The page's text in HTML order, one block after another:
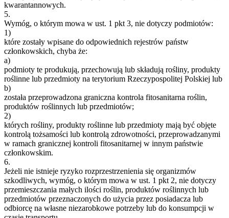
kwarantannowych.
5.
Wymóg, o którym mowa w ust. 1 pkt 3, nie dotyczy podmiotów:
1)
które zostały wpisane do odpowiednich rejestrów państw
członkowskich, chyba że:
a)
podmioty te produkują, przechowują lub składują rośliny, produkty
roślinne lub przedmioty na terytorium Rzeczypospolitej Polskiej lub
b)
została przeprowadzona graniczna kontrola fitosanitarna roślin,
produktów roślinnych lub przedmiotów;
2)
których rośliny, produkty roślinne lub przedmioty mają być objęte
kontrolą tożsamości lub kontrolą zdrowotności, przeprowadzanymi
w ramach granicznej kontroli fitosanitarnej w innym państwie
członkowskim.
6.
Jeżeli nie istnieje ryzyko rozprzestrzenienia się organizmów
szkodliwych, wymóg, o którym mowa w ust. 1 pkt 2, nie dotyczy
przemieszczania małych ilości roślin, produktów roślinnych lub
przedmiotów przeznaczonych do użycia przez posiadacza lub
odbiorcę na własne niezarobkowe potrzeby lub do konsumpcji w